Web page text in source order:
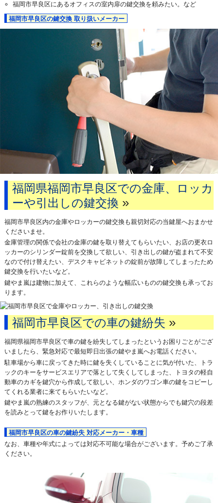
福岡市早良区にあるオフィスの室内扉の鍵交換を頼みたい。など
福岡市早良区の鍵交換 取り扱いメーカー
福岡県福岡市早良区での金庫、ロッカ
ーや引出しの鍵交換 »
福岡市早良区内の金庫やロッカーの鍵交換も親切対応の当鍵屋へおまかせ
くださいませ。
金庫管理の関係で会社の金庫の鍵を取り替えてもらいたい、お店の更衣ロ
ッカーのシリンダー錠前を交換して欲しい、引き出しの鍵が盗まれて不安
なので付け替えたい、デスクキャビネットの錠前が故障してしまったため
鍵交換を行いたいなど。
鍵やま嵐は建物に加えて、これらのような幅広いものの鍵交換も承ってお
ります。
福岡市早良区での車の鍵紛失 »
福岡県福岡市早良区で車の鍵を紛失してしまったというお困りごとがござ
いましたら、緊急対応で最短即日出張の鍵やま嵐へお電話ください。
駐車場から車に戻ってきた時に鍵を失くしていることに気が付いた、トラ
ックのキーをサービスエリアで落として失くしてしまった、トヨタの軽自
動車のカギを鍵穴から作成して欲しい、ホンダのワゴン車の鍵をコピーし
てくれる業者に来てもらいたいなど。
鍵やま嵐の熟練のスタッフが、元となる鍵がない状態からでも鍵穴の段差
を読みとって鍵をお作りいたします。
福岡市早良区の車の鍵紛失 対応メーカー・車種
なお、車種や年式によっては対応不可能な場合がございます。予めご了承
ください。